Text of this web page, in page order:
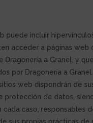
puede incluir
acceder a páginas web
Dragonería a Granel
, y
porDragonería a Granel
web dispondrán de
protección de datos,
cada caso, responsables